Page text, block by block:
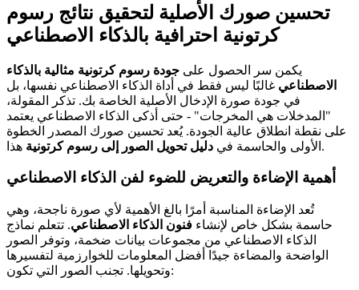
تحسين صورك الأصلية لتحقيق نتائج رسوم
كرتونية احترافية بالذكاء الاصطناعي
يكمن سر الحصول على جودة رسوم كرتونية مثالية بالذكاء
الاصطناعي غالبًا ليس فقط في أداة الذكاء الاصطناعي نفسها، بل
في جودة صورة الإدخال الأصلية الخاصة بك. تذكر المقولة،
"المدخلات هي المخرجات" - حتى أذكى الذكاء الاصطناعي يعتمد
على نقطة انطلاق عالية الجودة. يُعد تحسين صورك المصدر الخطوة
الأولى والحاسمة في دليل تحويل الصور إلى رسوم كرتونية هذا.
أهمية الإضاءة والتعريض للضوء لفن الذكاء الاصطناعي
تُعد الإضاءة المناسبة أمرًا بالغ الأهمية لأي صورة ناجحة، وهي
حاسمة بشكل خاص لإنشاء فنون الذكاء الاصطناعي. تتعلم نماذج
الذكاء الاصطناعي من مجموعات بيانات ضخمة، وتوفر الصور
الواضحة والمضاءة جيدًا أفضل المعلومات للخوارزمية لتفسيرها
وتحويلها. تجنب الصور التي تكون: